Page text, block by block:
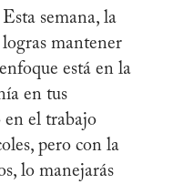
semana, la
mantener
está en la
en tus
en el trabajo
pero con la
lo manejarás